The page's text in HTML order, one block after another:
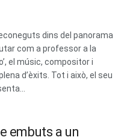
dins del panorama
com a professor a la
el músic, compositor i
d’èxits. Tot i això, el seu
embuts a un